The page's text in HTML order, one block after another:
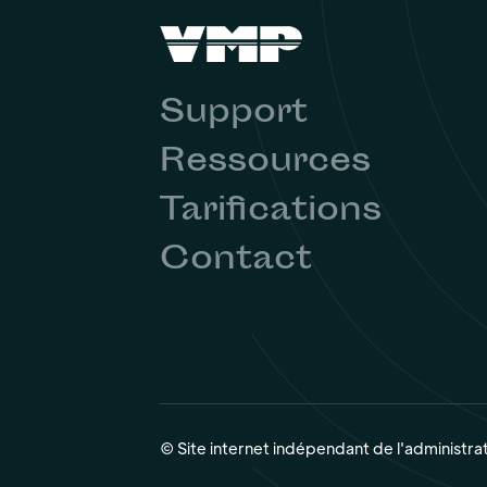
Support
Ressources
Tarifications
Contact
© Site internet indépendant de